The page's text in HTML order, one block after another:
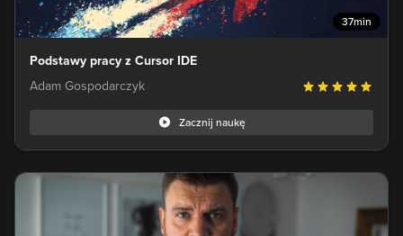
37min
Podstawy pracy z Cursor IDE
Adam Gospodarczyk
Zacznij naukę